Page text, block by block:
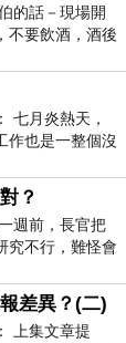
的話－現場開
不要飲酒，酒後
七月炎熱天，
作也是一整個沒
？
週前，長官把
究不行，難怪會
差異？(二)
上集文章提